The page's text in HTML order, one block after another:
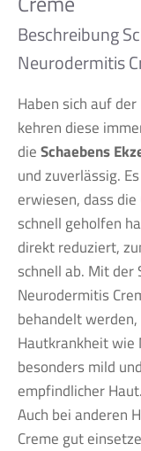
Beschreibung
Neurodermitis
Haben sich auf
kehren diese
dieSchaebens
und zuverlässig.
erwiesen, dass
schnell geholfen
direkt reduziert,
schnell ab. Mit der
Neurodermitis
behandelt
Hautkrankheit wie
besonders mild
empfindlicher Haut.
Auch bei anderen
Creme gut